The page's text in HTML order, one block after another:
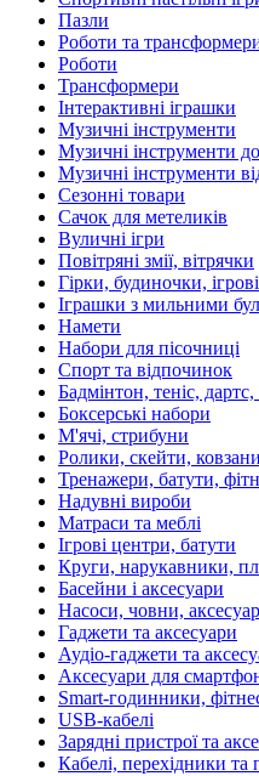
Пазли
Роботи та
Роботи
Трансформери
Інтерактивні іграшки
Музичні інструменти
Музичні інструменти
Музичні інструменти
Сезонні товари
Сачок для метеликів
Вуличні ігри
Повітряні змії, вітрячки
Гірки, будиночки,
Іграшки з мильними
Намети
Набори для пісочниці
Спорт та відпочинок
Бадмінтон, теніс,
Боксерські набори
М'ячі, стрибуни
Ролики, скейти,
Тренажери, батути,
Надувні вироби
Матраси та меблі
Ігрові центри, батути
Круги, нарукавники,
Басейни і аксесуари
Насоси, човни,
Гаджети та аксесуари
Аудіо-гаджети та
Аксесуари для
Smart-годинники,
USB-кабелі
Зарядні пристрої та
Кабелі, перехідники та